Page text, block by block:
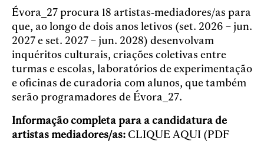
Évora_27 procura 18 artistas‑mediadores/as para
que, ao longo de dois anos letivos (set. 2026 – jun.
2027 e set. 2027 – jun. 2028) desenvolvam
inquéritos culturais, criações coletivas entre
turmas e escolas, laboratórios de experimentação
e oficinas de curadoria com alunos, que também
serão programadores de Évora_27.
Informação completa para a candidatura de
artistas mediadores/as: CLIQUE AQUI (PDF